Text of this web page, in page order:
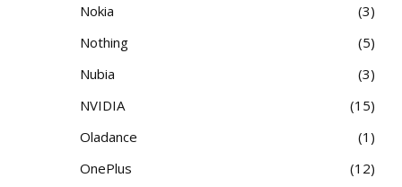
Nokia
3
Nothing
5
Nubia
3
NVIDIA
15
Oladance
1
OnePlus
12